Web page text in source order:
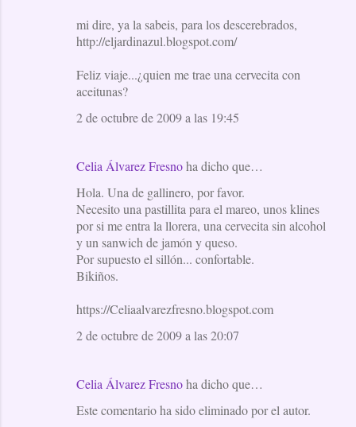
mi dire, ya la sabeis, para los descerebrados,
http://eljardinazul.blogspot.com/
Feliz viaje...¿quien me trae una cervecita con
aceitunas?
2 de octubre de 2009 a las 19:45
Celia Álvarez Fresnoha dicho que…
Hola. Una de gallinero, por favor.
Necesito una pastillita para el mareo, unos klines
por si me entra la llorera, una cervecita sin alcohol
y un sanwich de jamón y queso.
Por supuesto el sillón... confortable.
Bikiños.
https://Celiaalvarezfresno.blogspot.com
2 de octubre de 2009 a las 20:07
Celia Álvarez Fresnoha dicho que…
Este comentario ha sido eliminado por el autor.